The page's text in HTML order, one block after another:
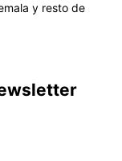
y resto de